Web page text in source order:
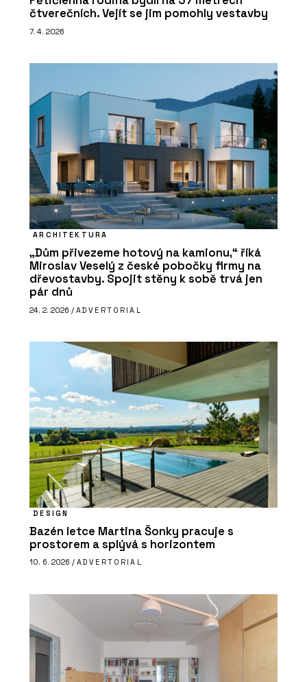
čtverečních. Vejít se jim pomohly vestavby
7. 4. 2026
ARCHITEKTURA
„Dům přivezeme hotový na kamionu,“ říká
Miroslav Veselý z české pobočky firmy na
dřevostavby. Spojit stěny k sobě trvá jen
pár dnů
24. 2. 2026 / ADVERTORIAL
DESIGN
Bazén letce Martina Šonky pracuje s
prostorem a splývá s horizontem
10. 6. 2026 / ADVERTORIAL